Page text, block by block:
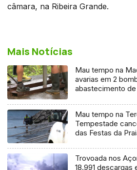
câmara, na Ribeira Grande.
Mais Notícias
Mau tempo na
avarias em 2
abastecimento de
Mau tempo na
Tempestade
das Festas da
Trovoada nos
18.991 descargas